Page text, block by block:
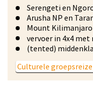
Serengeti en
Arusha NP en
Mount
vervoer in 4x4
(tented)
Culturele